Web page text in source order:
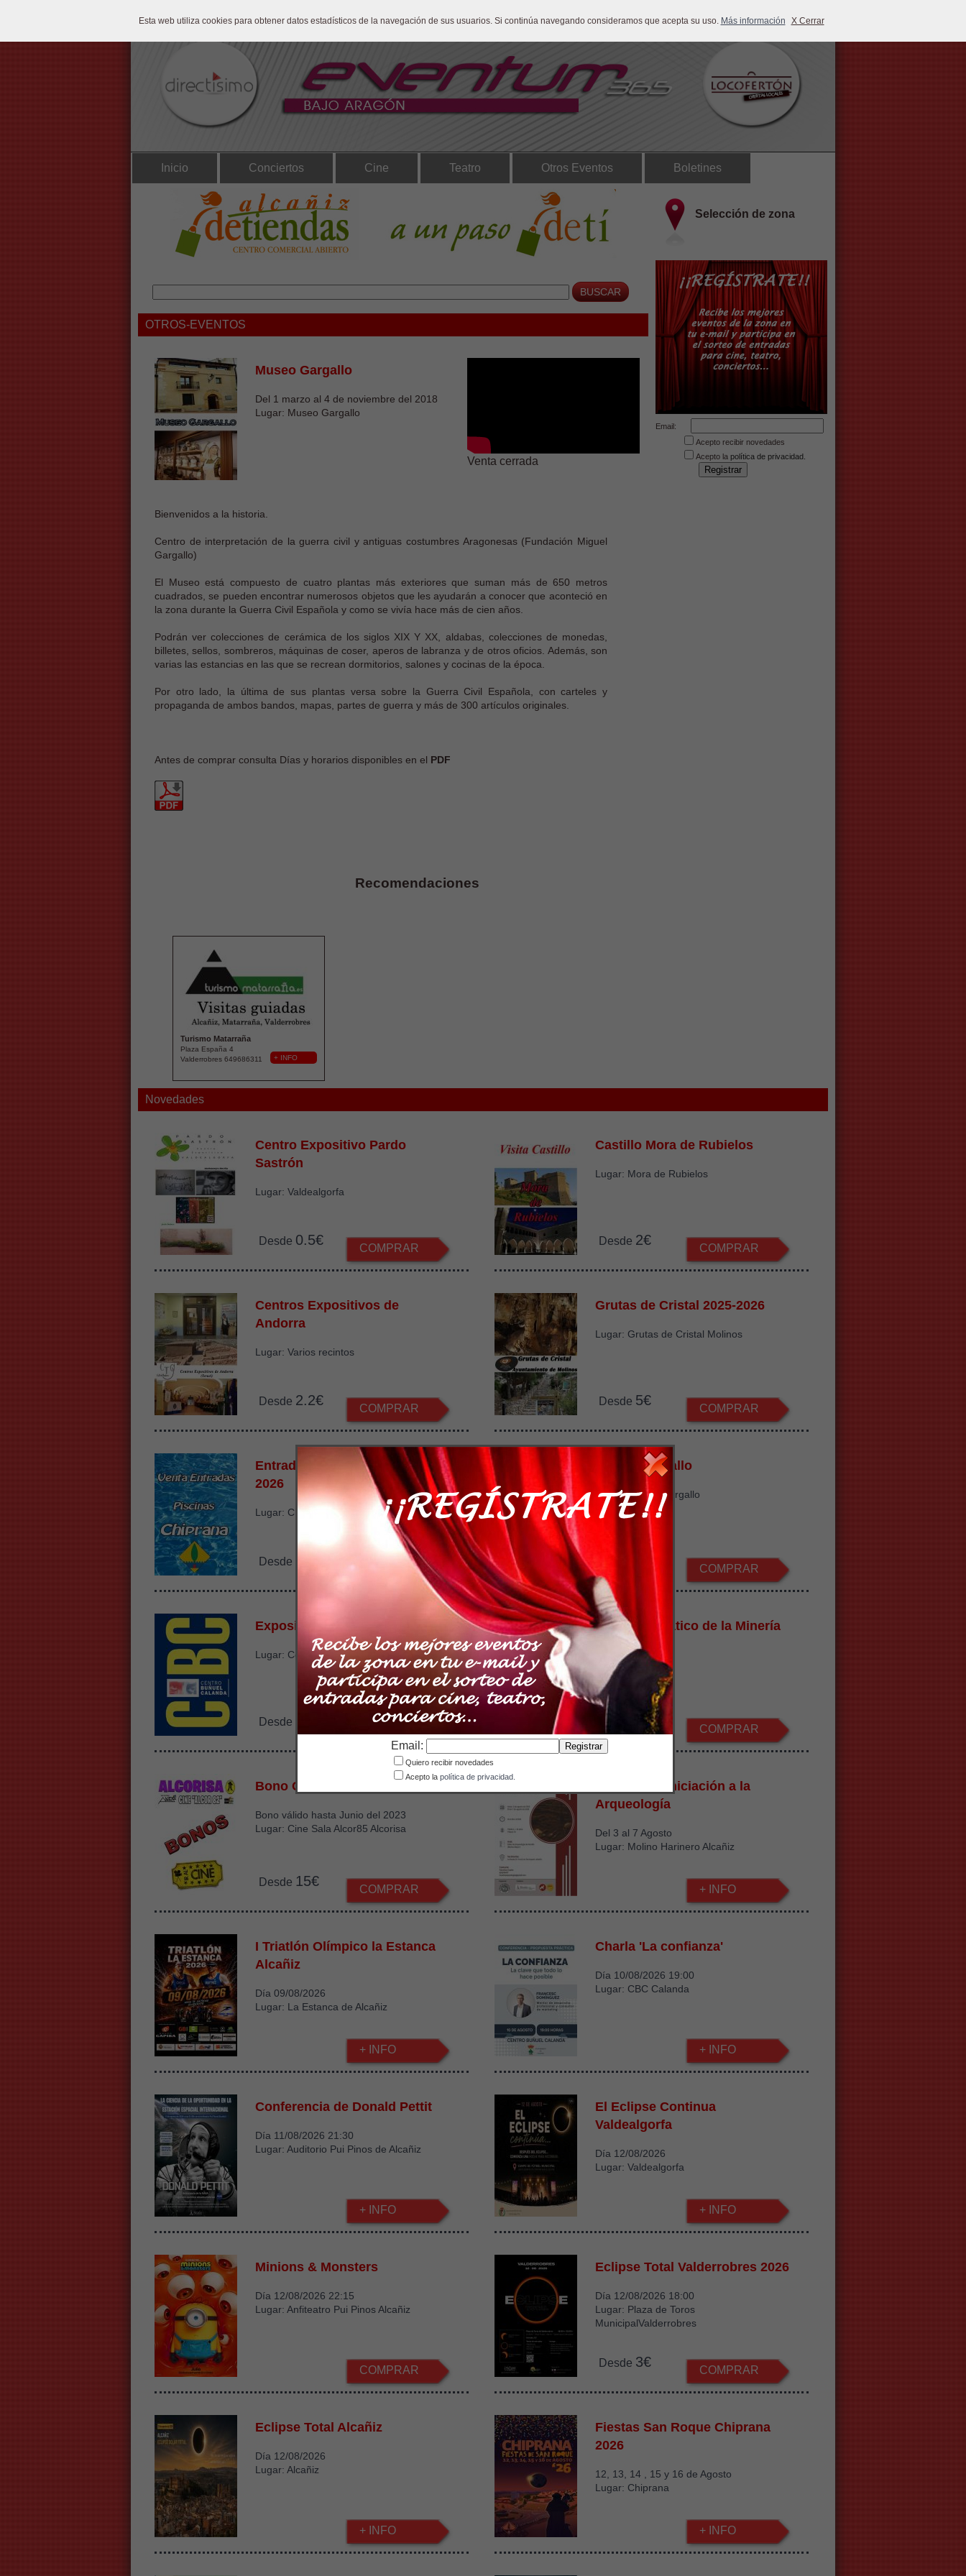
Esta web utiliza cookies para obtener datos estadísticos de la navegación de sus usuarios. Si continúa navegando consideramos que acepta su uso. Más información X Cerrar
Email:
Quiero recibir novedades
Acepto la política de privacidad.
Inicio Conciertos Cine Teatro Otros Eventos Boletines
OTROS-EVENTOS
Museo Gargallo
Del 1 marzo al 4 de noviembre del 2018
Lugar: Museo Gargallo
Venta cerrada
Bienvenidos a la historia.
Centro de interpretación de la guerra civil y antiguas costumbres Aragonesas (Fundación Miguel
Gargallo)
El Museo está compuesto de cuatro plantas más exteriores que suman más de 650 metros
cuadrados, se pueden encontrar numerosos objetos que les ayudarán a conocer que aconteció en
la zona durante la Guerra Civil Española y como se vivía hace más de cien años.
Podrán ver colecciones de cerámica de los siglos XIX Y XX, aldabas, colecciones de monedas,
billetes, sellos, sombreros, máquinas de coser, aperos de labranza y de otros oficios. Además, son
varias las estancias en las que se recrean dormitorios, salones y cocinas de la época.
Por otro lado, la última de sus plantas versa sobre la Guerra Civil Española, con carteles y
propaganda de ambos bandos, mapas, partes de guerra y más de 300 artículos originales.
Antes de comprar consulta Días y horarios disponibles en el PDF
Recomendaciones
Turismo Matarraña
Plaza España 4
Valderrobres 649686311
+ INFO
Selección de zona
Email:
Acepto recibir novedades
Acepto la política de privacidad.
Novedades
Centro Expositivo Pardo
Sastrón
Lugar: Valdealgorfa
Desde 0.5€
COMPRAR
Castillo Mora de Rubielos
Lugar: Mora de Rubielos
Desde 2€
COMPRAR
Centros Expositivos de
Andorra
Lugar: Varios recintos
Desde 2.2€
COMPRAR
Grutas de Cristal 2025-2026
Lugar: Grutas de Cristal Molinos
Desde 5€
COMPRAR
Entradas Piscinas Chiprana
2026
Lugar: Chiprana
Desde 1€
COMPRAR
Museo Gargallo
Lugar: Museo Gargallo
COMPRAR
Exposición Buñuel
Lugar: Centro Buñuel de Calanda
Desde
Parque Temático de la Minería
Lugar: Utrillas
Desde 3€
COMPRAR
Bono Cine Alcor82
Bono válido hasta Junio del 2023
Lugar: Cine Sala Alcor85 Alcorisa
Desde 15€
COMPRAR
II Curso de Iniciación a la
Arqueología
Del 3 al 7 Agosto
Lugar: Molino Harinero Alcañiz
+ INFO
I Triatlón Olímpico la Estanca
Alcañiz
Día 09/08/2026
Lugar: La Estanca de Alcañiz
+ INFO
Charla 'La confianza'
Día 10/08/2026 19:00
Lugar: CBC Calanda
+ INFO
Conferencia de Donald Pettit
Día 11/08/2026 21:30
Lugar: Auditorio Pui Pinos de Alcañiz
+ INFO
El Eclipse Continua
Valdealgorfa
Día 12/08/2026
Lugar: Valdealgorfa
+ INFO
Minions & Monsters
Día 12/08/2026 22:15
Lugar: Anfiteatro Pui Pinos Alcañiz
COMPRAR
Eclipse Total Valderrobres 2026
Día 12/08/2026 18:00
Lugar: Plaza de Toros
MunicipalValderrobres
Desde 3€
COMPRAR
Eclipse Total Alcañiz
Día 12/08/2026
Lugar: Alcañiz
+ INFO
Fiestas San Roque Chiprana
2026
12, 13, 14 , 15 y 16 de Agosto
Lugar: Chiprana
+ INFO